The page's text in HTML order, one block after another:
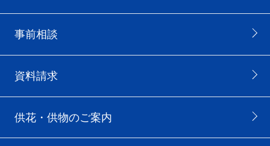
事前相談
資料請求
供花・供物のご案内